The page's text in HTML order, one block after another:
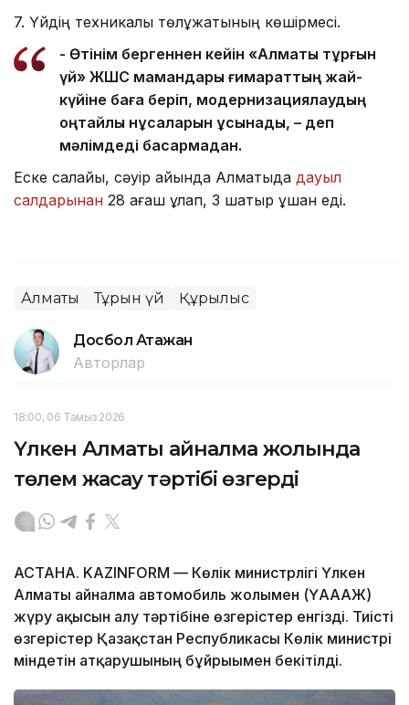
7. Үйдің техникалық төлқұжатының көшірмесі.
- Өтінім бергеннен кейін «Алматы тұрғын
үй» ЖШС мамандары ғимараттың жай-
күйіне баға беріп, модернизациялаудың
оңтайлы нұсқаларын ұсынады, – деп
мәлімдеді басқармадан.
Еске салайық, сәуір айында Алматыда дауыл
салдарынан 28 ағаш құлап, 3 шатыр ұшқан еді.
Алматы Тұрғын үй Құрылыс
Досбол Атажан
Авторлар
18:00, 06 Тамыз 2026
Үлкен Алматы айналма жолында
төлем жасау тәртібі өзгерді
АСТАНА. KAZINFORM — Көлік министрлігі Үлкен
Алматы айналма автомобиль жолымен (ҮАААЖ)
жүру ақысын алу тәртібіне өзгерістер енгізді. Тиісті
өзгерістер Қазақстан Республикасы Көлік министрі
міндетін атқарушының бұйрығымен бекітілді.